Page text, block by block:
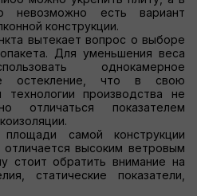
невозможно есть вариант
конструкции.
вытекает вопрос о выборе
Для уменьшения веса
однокамерное
остекление, что в свою
технологии производства не
отличаться показателем
самой конструкции
отличается высоким ветровым
стоит обратить внимание на
статические показатели,